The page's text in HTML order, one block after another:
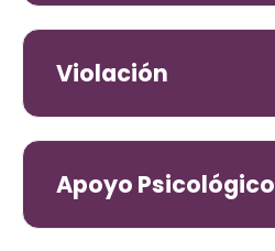
Violación
Apoyo Psicológico